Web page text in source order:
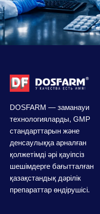
DOSFARM — заманауи
технологияларды, GMP
стандарттарын және
денсаулыққа арналған
қолжетімді әрі қауіпсіз
шешімдерге бағытталған
қазақстандық дәрілік
препараттар өндірушісі.